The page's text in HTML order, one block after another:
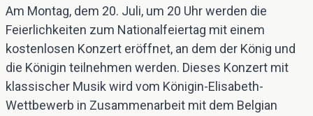
Am Montag, dem 20. Juli, um 20 Uhr werden die
Feierlichkeiten zum Nationalfeiertag mit einem
kostenlosen Konzert eröffnet, an dem der König und
die Königin teilnehmen werden. Dieses Konzert mit
klassischer Musik wird vom Königin-Elisabeth-
Wettbewerb in Zusammenarbeit mit dem Belgian